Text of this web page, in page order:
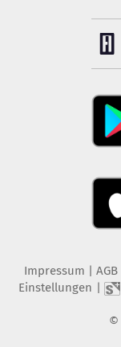
Impressum AGB
Einstellungen
©